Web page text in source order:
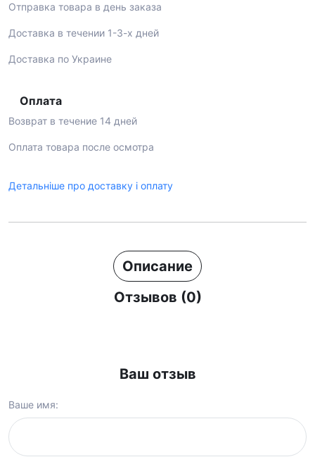
Отправка товара в день заказа
Доставка в течении 1-3-х дней
Доставка по Украине
Оплата
Возврат в течение 14 дней
Оплата товара после осмотра
Детальніше про доставку і оплату
Описание
Отзывов (0)
Ваш отзыв
Ваше имя: